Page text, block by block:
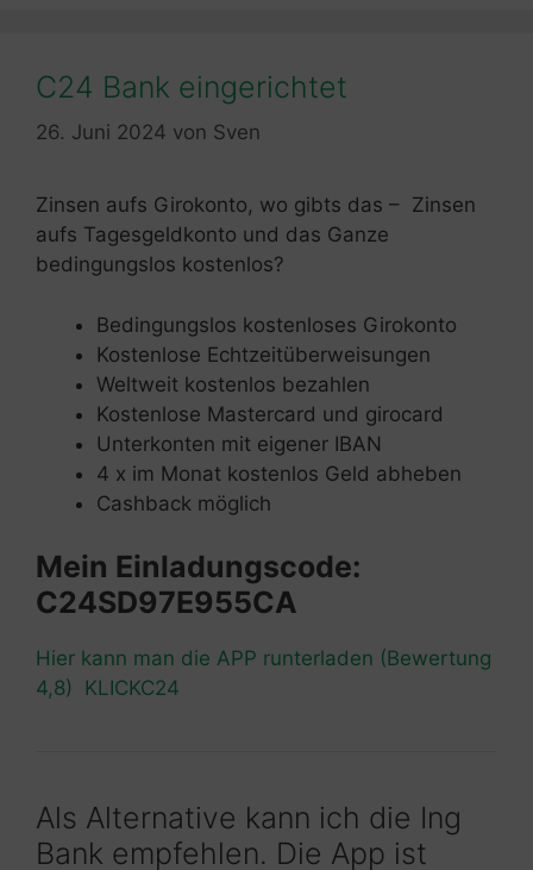
C24 Bank eingerichtet
26. Juni 2024 von Sven
Zinsen aufs Girokonto, wo gibts das – Zinsen
aufs Tagesgeldkonto und das Ganze
bedingungslos kostenlos?
Bedingungslos kostenloses Girokonto
Kostenlose Echtzeitüberweisungen
Weltweit kostenlos bezahlen
Kostenlose Mastercard und girocard
Unterkonten mit eigener IBAN
4 x im Monat kostenlos Geld abheben
Cashback möglich
Mein Einladungscode:
C24SD97E955CA
Hier kann man die APP runterladen (Bewertung
4,8) KLICKC24
Als Alternative kann ich die Ing
Bank empfehlen. Die App ist